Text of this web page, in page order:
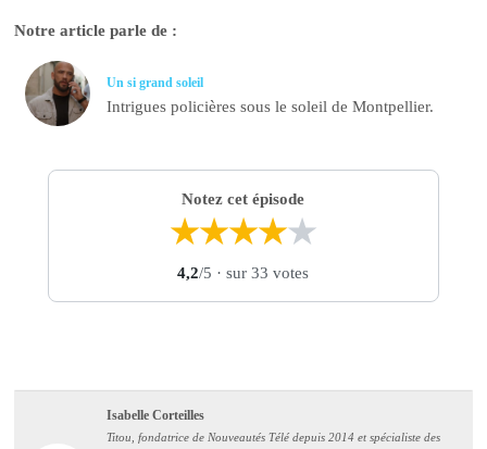
Notre article parle de :
Un si grand soleil
Intrigues policières sous le soleil de Montpellier.
Notez cet épisode
★★★★★
4,2/5 · sur 33 votes
Isabelle Corteilles
Titou, fondatrice de Nouveautés Télé depuis 2014 et spécialiste des